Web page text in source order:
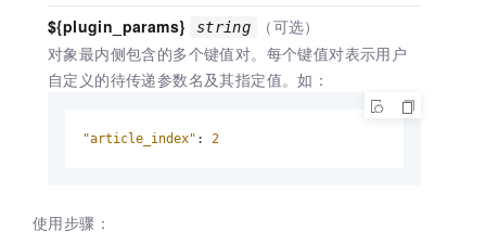
${plugin_params}
string
（可选）
对象最内侧包含的多个键值对。每个键值对表示用户
自定义的待传递参数名及其指定值。如：
"article_index" : 2
使用步骤：